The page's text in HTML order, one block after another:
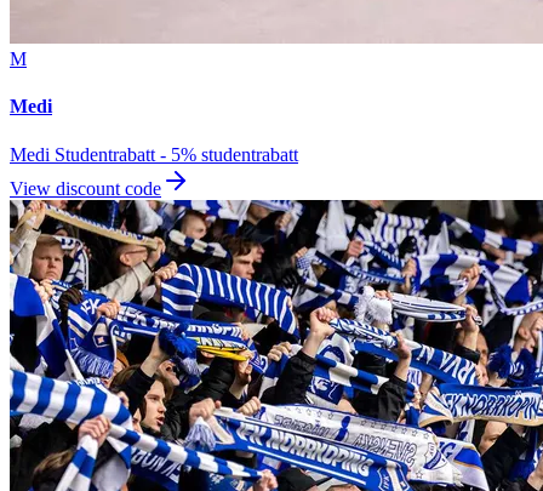
M
Medi
Medi Studentrabatt - 5% studentrabatt
View discount code